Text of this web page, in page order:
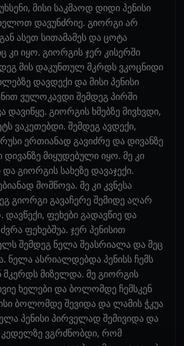
მისი საკმაოდ დიდი პენისი
დავუნძრიე. გიორგი არ
ასეთ სითამამეს და ცოტა
კი იყო. გიორგის ჯერ კისერში
მის დაკუნთულ მკრდს ვკოცნიდი
დავდექი და მისი პენისი
ვულოკავდი შემდეგ პირში
დავიწყე. გიორგის ხმებზე მივხვდი,
ვაკეთებდი. შემდეგ ავდექი,
ერთიანად გავიძრე და დივანზე
მიყუდებული იყო. მე კი
გიორგის სახეზე დავაჯექი.
მომწოვა. მე კი კვნესა
გიორგი გავაჩერე შემიდე აღარ
ფეხები გადავწიე და
ფეხებშუა. ჯერ პენისით
შემდეგ ნელა შეასრიალა და მეც
ნელა ასრიალდებდა პენისს ჩემს
მკერდს მიზელდა. მე გიორგის
ხელები და ბოლომდე ჩემსკენ
ბოლომდე შევიდა და ლამის ჭკუა
პენისი პირველად შემივიდა და
ვგრძნობდი, რომ